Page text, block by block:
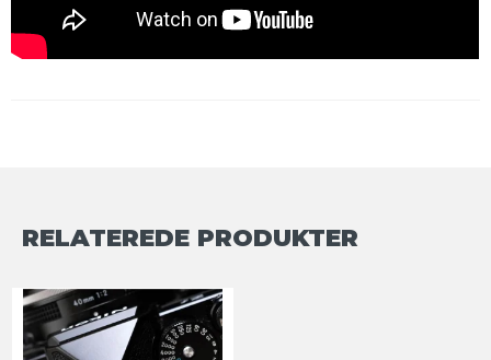
RELATEREDE PRODUKTER